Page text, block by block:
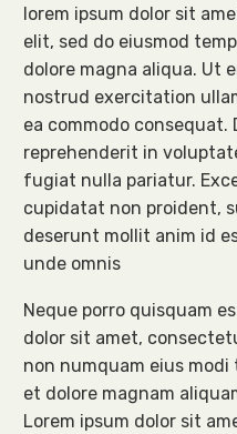
lorem ipsum dolor sit
elit, sed do eiusmod
dolore magna aliqua. Ut
nostrud exercitation
ea commodo consequat.
reprehenderit in
fugiat nulla pariatur.
cupidatat non proident,
deserunt mollit anim id
unde omnis
Neque porro quisquam
dolor sit amet,
non numquam eius
et dolore magnam
Lorem ipsum dolor sit